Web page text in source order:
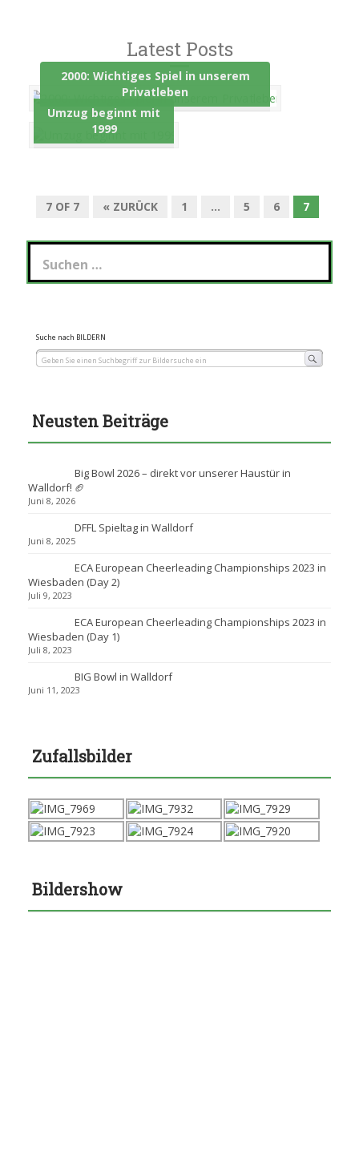
Latest Posts
2000: Wichtiges Spiel in unserem
Privatleben
Umzug beginnt mit
1999
7 OF 7 « ZURÜCK 1 … 5 6 7
Suchen
nach:
Suche nach BILDERN
Neusten Beiträge
Big Bowl 2026 – direkt vor unserer Haustür in
Walldorf! 🏈
Juni 8, 2026
DFFL Spieltag in Walldorf
Juni 8, 2025
ECA European Cheerleading Championships 2023 in
Wiesbaden (Day 2)
Juli 9, 2023
ECA European Cheerleading Championships 2023 in
Wiesbaden (Day 1)
Juli 8, 2023
BIG Bowl in Walldorf
Juni 11, 2023
Zufallsbilder
Bildershow